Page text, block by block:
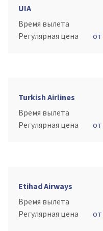
UIA
Время вылета
Регулярная цена
от
Turkish Airlines
Время вылета
Регулярная цена
от
Etihad Airways
Время вылета
Регулярная цена
от